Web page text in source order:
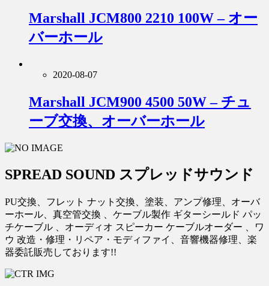
Marshall JCM800 2210 100W – オー
バーホール
2020-08-07
Marshall JCM900 4500 50W – チュ
ーブ交換、オーバーホール
SPREAD SOUND スプレッドサウンド
PU交換、フレット ナット交換、塗装、アンプ修理、オーバ
ーホール、真空管交換 、ケーブル製作 ギターシールド パッ
チケーブル 、オーディオ スピーカー ケーブルオーダー 、ワ
ウ 改造・修理・リペア・モディファイ、音響機器修理、楽
器委託販売しております!!